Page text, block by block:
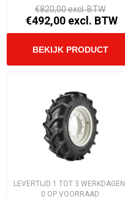
€820,00 excl. BTW
€492,00 excl. BTW
LEVERTIJD 1 TOT 3 WERKDAGEN.
0 OP VOORRAAD